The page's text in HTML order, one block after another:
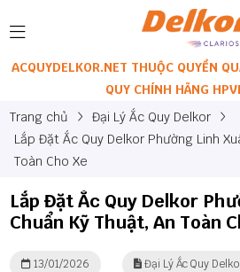
ACQUYDELKOR.NET THUỘC QUYỀN
QUY CHÍNH HÃNG
Trang chủ
Đại Lý Ắc Quy Delkor
Lắp Đặt Ắc Quy Delkor Phường Linh
Toàn Cho Xe
Lắp Đặt Ắc Quy Delkor
Chuẩn Kỹ Thuật, An Toàn
13/01/2026 Đại Lý Ắc Quy